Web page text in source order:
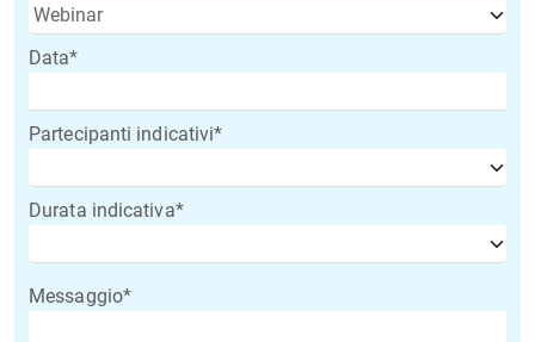
Data*
Partecipanti indicativi*
Durata indicativa*
Messaggio*